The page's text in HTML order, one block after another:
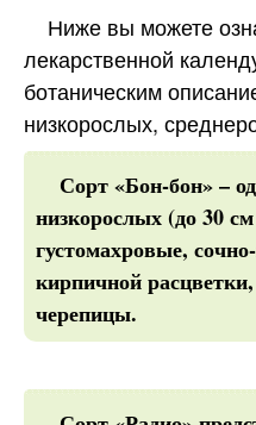
Ниже вы можете
лекарственной
ботаническим
низкорослых,
Сорт «Бон-бон» –
низкорослых (до 30
густомахровые,
кирпичной
черепицы.